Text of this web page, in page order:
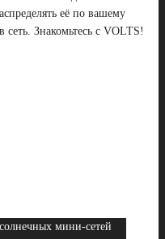
её по вашему
сеть. Знакомьтесь с VOLTS!